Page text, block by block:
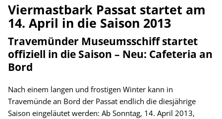
Viermastbark Passat startet am
14. April in die Saison 2013
Travemünder Museumsschiff startet
offiziell in die Saison – Neu: Cafeteria an
Bord
Nach einem langen und frostigen Winter kann in
Travemünde an Bord der Passat endlich die diesjährige
Saison eingeläutet werden: Ab Sonntag, 14. April 2013,